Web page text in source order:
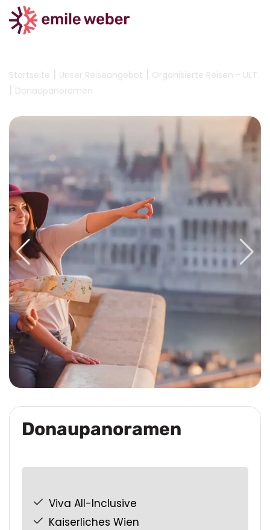
Startseite | Unser Reiseangebot | Organisierte Reisen - ULT
| Donaupanoramen
Donaupanoramen
Viva All-Inclusive
Kaiserliches Wien